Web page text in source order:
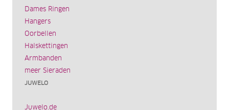
Dames Ringen
Hangers
Oorbellen
Halskettingen
Armbanden
meer Sieraden
JUWELO
Juwelo.de